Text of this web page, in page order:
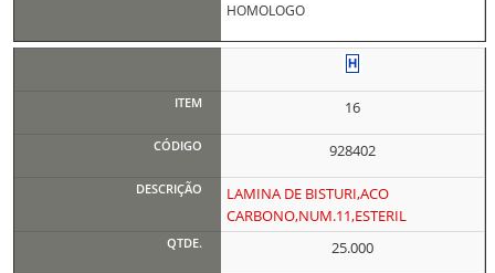
HOMOLOGO
16
928402
LAMINA DE BISTURI,ACO
CARBONO,NUM.11,ESTERIL
25.000